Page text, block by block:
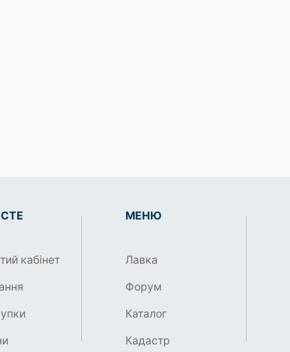
кабінет
МЕНЮ
Лавка
Форум
Каталог
Кадастр